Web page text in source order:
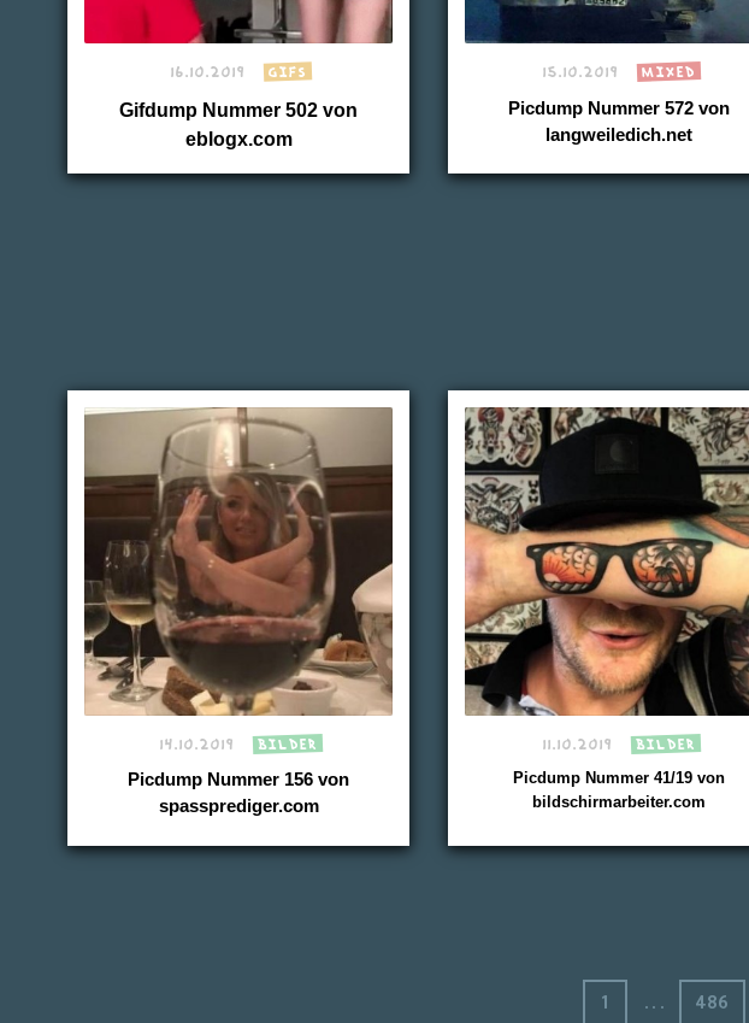
16.10.2019 GIFS
Gifdump Nummer 502 von
eblogx.com
15.10.2019 MIXED
Picdump Nummer 572 von
langweiledich.net
14.10.2019 BILDER
Picdump Nummer 156 von
spassprediger.com
11.10.2019 BILDER
Picdump Nummer 41/19 von
bildschirmarbeiter.com
1 ... 486